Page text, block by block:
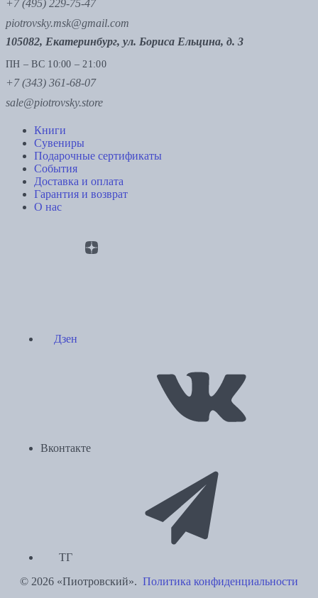
+7 (495) 229-75-47
piotrovsky.msk@gmail.com
105082, Екатеринбург, ул. Бориса Ельцина, д. 3
ПН – ВС 10:00 – 21:00
+7 (343) 361-68-07
sale@piotrovsky.store
Книги
Сувениры
Подарочные сертификаты
События
Доставка и оплата
Гарантия и возврат
О нас
Дзен
Вконтакте
ТГ
© 2026 «Пиотровский». Политика конфиденциальности